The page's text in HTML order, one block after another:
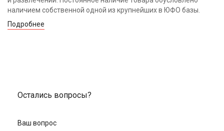
наличием собственной одной из крупнейших в ЮФО базы.
Подробнее
Остались вопросы?
Ваш вопрос